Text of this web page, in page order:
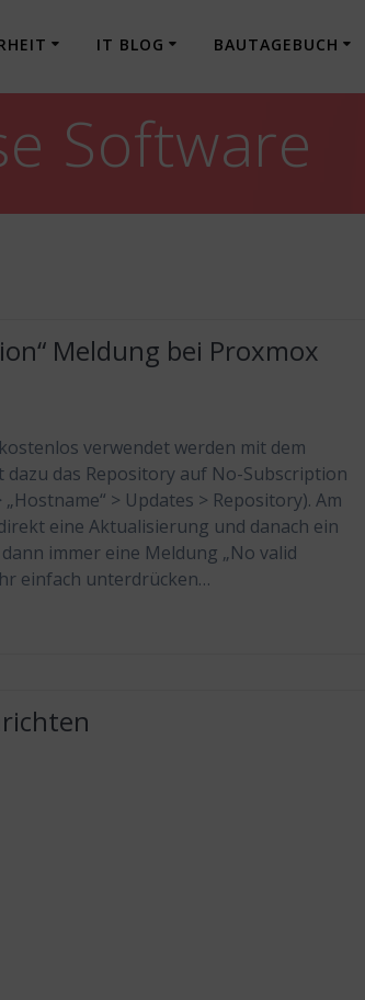
IT BLOG BAUTAGEBUCH
Software
Meldung bei Proxmox
verwendet werden mit dem
dazu das Repository auf No-Subscription
> Updates > Repository). Am
eine Aktualisierung und danach ein
immer eine Meldung „No valid
einfach unterdrücken…